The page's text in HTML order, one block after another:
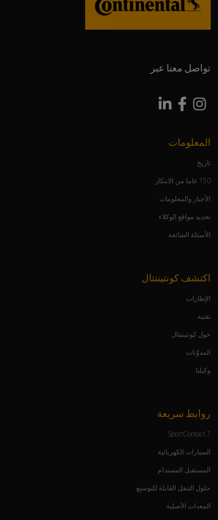
تواصل معنا عبر
المعلومات
تاريخ
150 عاما من الابتكار
الأخبار والمعلومات
تحديد مواقع الوكلاء
الأسئلة الشائعة
اكتشف كونتيننتال
الإطارات
تقنية
حول كونتيننتال
المدوَّنات
وكيلنا
روابط سريعة
SportContact 7
السيارات الكهربائية
المستقبل المستدام
حلول التنقل القابلة للتوسيع
المعدات الأصلية